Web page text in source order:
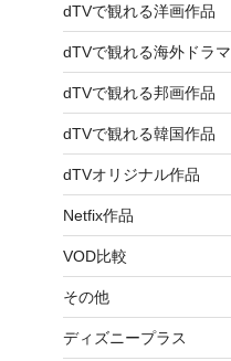
dTVで観れる洋画作品
dTVで観れる海外ドラマ
dTVで観れる邦画作品
dTVで観れる韓国作品
dTVオリジナル作品
Netfix作品
VOD比較
その他
ディズニープラス